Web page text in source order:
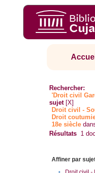
Rechercher:
'Droit civil
sujet [X]
Droit civil -
Droit
18e siècle
Résultats 1
Affiner par